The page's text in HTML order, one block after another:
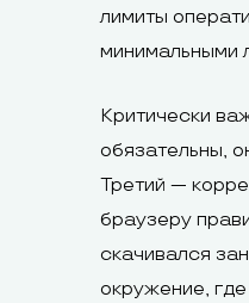
лимиты
минимальными
Критически
обязательны,
Третий —
браузеру
скачивался
окружение,